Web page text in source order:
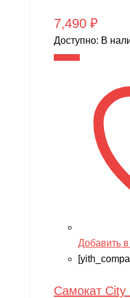
7,490 ₽
Доступно: В
Добавить
Самокат City